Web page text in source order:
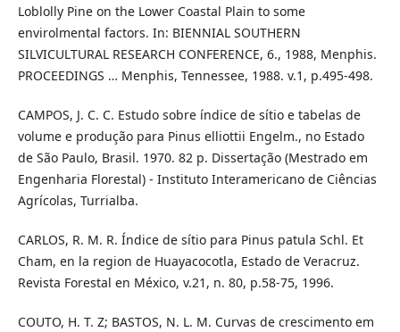
Loblolly Pine on the Lower Coastal Plain to some
envirolmental factors. In: BIENNIAL SOUTHERN
SILVICULTURAL RESEARCH CONFERENCE, 6., 1988, Menphis.
PROCEEDINGS … Menphis, Tennessee, 1988. v.1, p.495-498.
CAMPOS, J. C. C. Estudo sobre índice de sítio e tabelas de
volume e produção para Pinus elliottii Engelm., no Estado
de São Paulo, Brasil. 1970. 82 p. Dissertação (Mestrado em
Engenharia Florestal) - Instituto Interamericano de Ciências
Agrícolas, Turrialba.
CARLOS, R. M. R. Índice de sítio para Pinus patula Schl. Et
Cham, en la region de Huayacocotla, Estado de Veracruz.
Revista Forestal en México, v.21, n. 80, p.58-75, 1996.
COUTO, H. T. Z; BASTOS, N. L. M. Curvas de crescimento em